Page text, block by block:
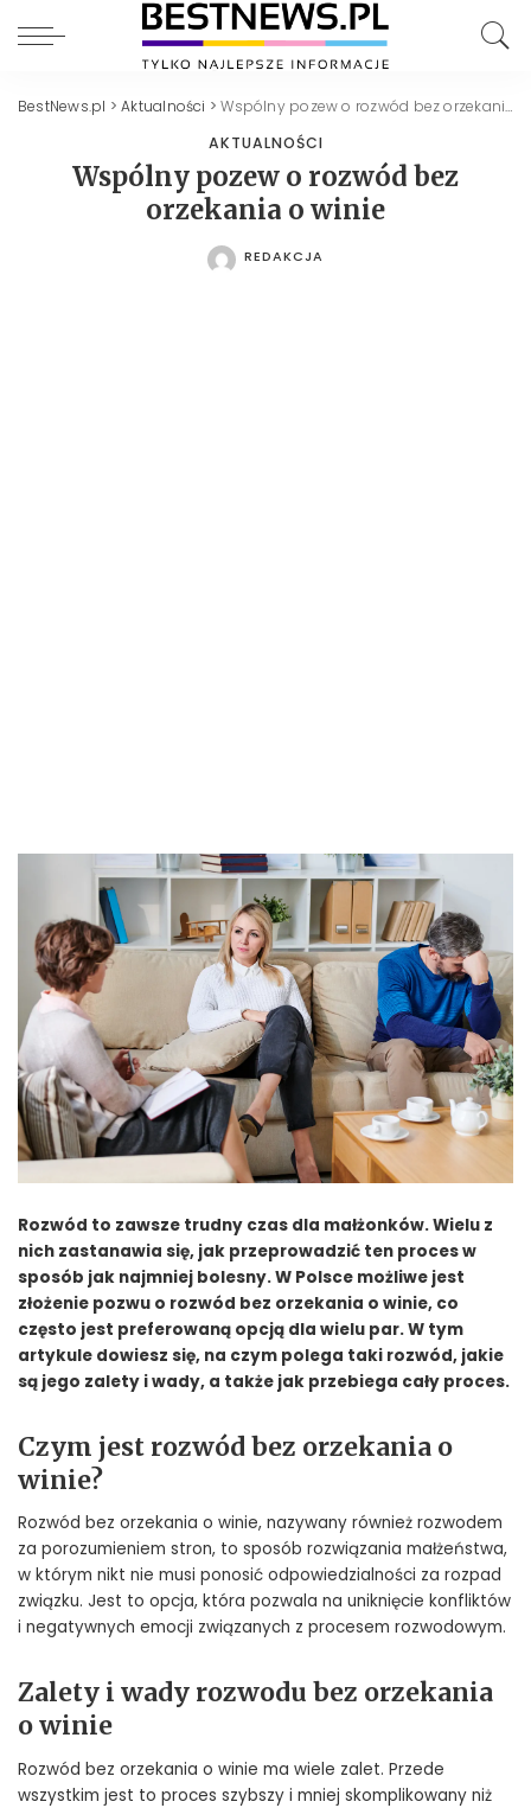
BestNews.pl >Aktualności >Wspólny pozew o rozwód bez orzekania o winie
AKTUALNOŚCI
Wspólny pozew o rozwód bez
orzekania o winie
POSTED
REDAKCJA
Rozwód to zawsze trudny czas dla małżonków. Wielu z
nich zastanawia się, jak przeprowadzić ten proces w
sposób jak najmniej bolesny. W Polsce możliwe jest
złożenie pozwu o rozwód bez orzekania o winie, co
często jest preferowaną opcją dla wielu par. W tym
artykule dowiesz się, na czym polega taki rozwód, jakie
są jego zalety i wady, a także jak przebiega cały proces.
Czym jest rozwód bez orzekania o
winie?
Rozwód bez orzekania o winie, nazywany również rozwodem
za porozumieniem stron, to sposób rozwiązania małżeństwa,
w którym nikt nie musi ponosić odpowiedzialności za rozpad
związku. Jest to opcja, która pozwala na uniknięcie konfliktów
i negatywnych emocji związanych z procesem rozwodowym.
Zalety i wady rozwodu bez orzekania
o winie
Rozwód bez orzekania o winie ma wiele zalet. Przede
wszystkim jest to proces szybszy i mniej skomplikowany niż